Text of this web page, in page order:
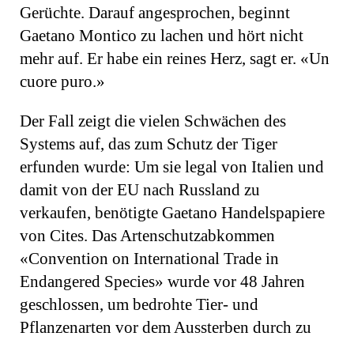
Gerüchte. Darauf angesprochen, beginnt
Gaetano Montico zu lachen und hört nicht
mehr auf. Er habe ein reines Herz, sagt er. «Un
cuore puro.»
Der Fall zeigt die vielen Schwächen des
Systems auf, das zum Schutz der Tiger
erfunden wurde: Um sie legal von Italien und
damit von der EU nach Russland zu
verkaufen, benötigte Gaetano Handelspapiere
von Cites. Das Artenschutzabkommen
«Convention on International Trade in
Endangered Species» wurde vor 48 Jahren
geschlossen, um bedrohte Tier- und
Pflanzenarten vor dem Aussterben durch zu